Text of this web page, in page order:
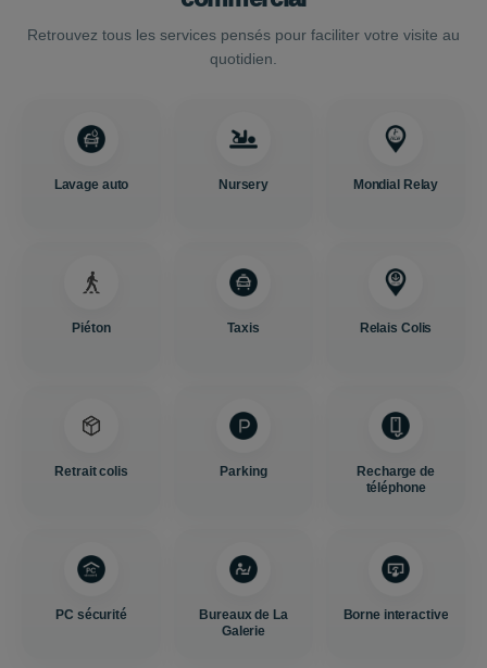
Retrouvez tous les services pensés pour faciliter votre visite au
quotidien.
Lavage auto Nursery Mondial Relay
Piéton Taxis Relais Colis
Retrait colis Parking
Recharge de
téléphone
PC sécurité
Bureaux de La
Galerie
Borne interactive